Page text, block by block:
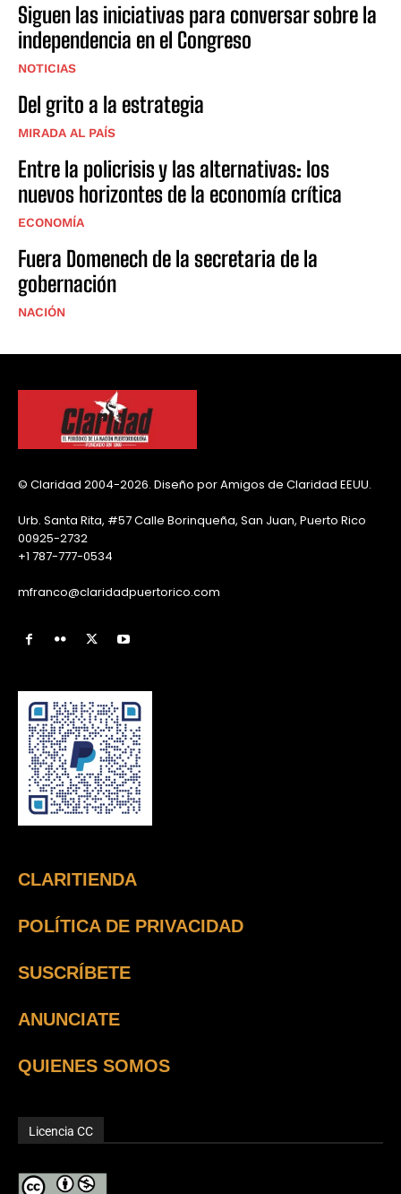
Siguen las iniciativas para conversar sobre la
independencia en el Congreso
NOTICIAS
Del grito a la estrategia
MIRADA AL PAÍS
Entre la policrisis y las alternativas: los
nuevos horizontes de la economía crítica
ECONOMÍA
Fuera Domenech de la secretaria de la
gobernación
NACIÓN
© Claridad 2004-2026. Diseño por Amigos de Claridad EEUU.
Urb. Santa Rita, #57 Calle Borinqueña, San Juan, Puerto Rico
00925-2732
+1 787-777-0534
mfranco@claridadpuertorico.com
CLARITIENDA
POLÍTICA DE PRIVACIDAD
SUSCRÍBETE
ANUNCIATE
QUIENES SOMOS
Licencia CC